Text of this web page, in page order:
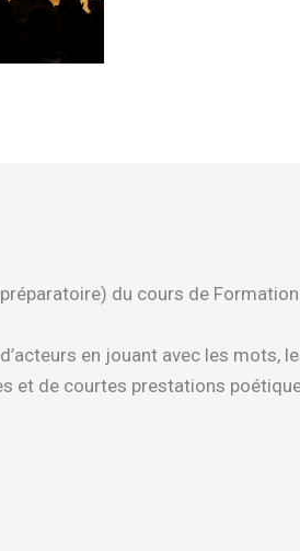
du cours de
en jouant avec les mots,
et de courtes prestations